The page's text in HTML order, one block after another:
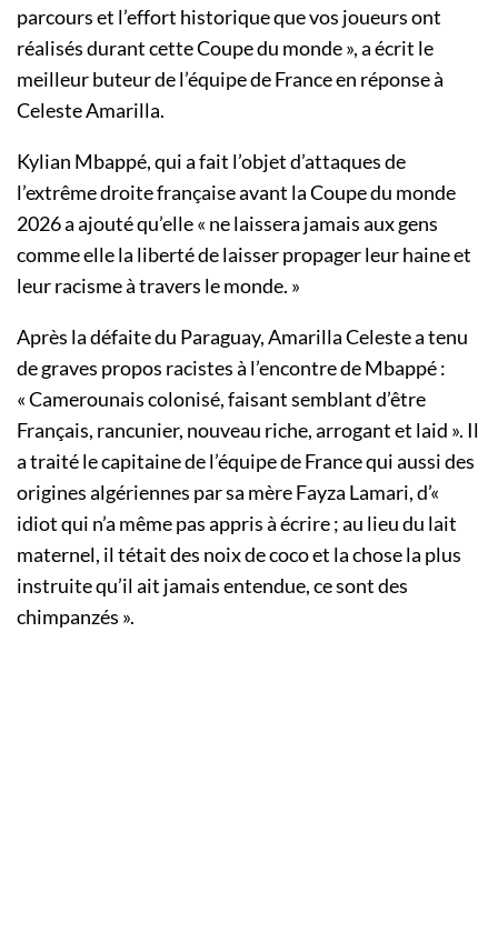
parcours et l’effort historique que vos joueurs ont
réalisés durant cette Coupe du monde », a écrit le
meilleur buteur de l’équipe de France en réponse à
Celeste Amarilla.
Kylian Mbappé, qui a fait l’objet d’attaques de
l’extrême droite française avant la Coupe du monde
2026 a ajouté qu’elle « ne laissera jamais aux gens
comme elle la liberté de laisser propager leur haine et
leur racisme à travers le monde. »
Après la défaite du Paraguay, Amarilla Celeste a tenu
de graves propos racistes à l’encontre de Mbappé :
« Camerounais colonisé, faisant semblant d’être
Français, rancunier, nouveau riche, arrogant et laid ». Il
a traité le capitaine de l’équipe de France qui aussi des
origines algériennes par sa mère Fayza Lamari, d’«
idiot qui n’a même pas appris à écrire ; au lieu du lait
maternel, il tétait des noix de coco et la chose la plus
instruite qu’il ait jamais entendue, ce sont des
chimpanzés ».